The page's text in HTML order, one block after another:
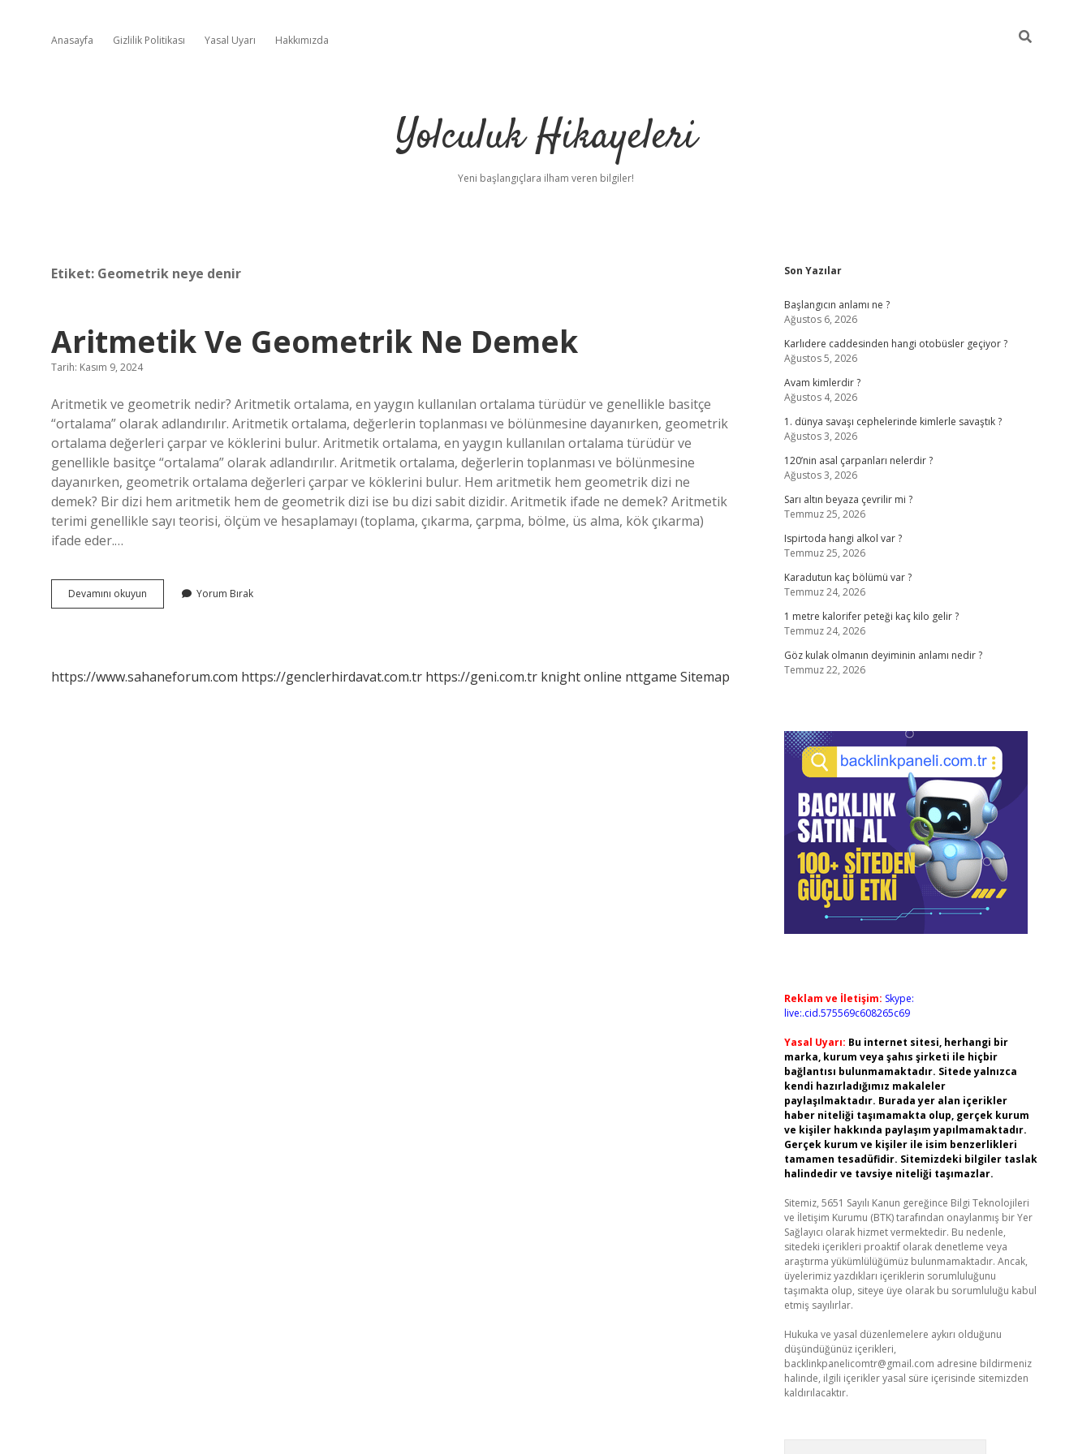
Anasayfa Gizlilik Politikası Yasal Uyarı Hakkımızda
Yolculuk Hikayeleri
Yeni başlangıçlara ilham veren bilgiler!
Etiket: Geometrik neye denir
Aritmetik Ve Geometrik Ne Demek
Tarih: Kasım 9, 2024
Aritmetik ve geometrik nedir? Aritmetik ortalama, en yaygın kullanılan ortalama türüdür ve genellikle basitçe
“ortalama” olarak adlandırılır. Aritmetik ortalama, değerlerin toplanması ve bölünmesine dayanırken, geometrik
ortalama değerleri çarpar ve köklerini bulur. Aritmetik ortalama, en yaygın kullanılan ortalama türüdür ve
genellikle basitçe “ortalama” olarak adlandırılır. Aritmetik ortalama, değerlerin toplanması ve bölünmesine
dayanırken, geometrik ortalama değerleri çarpar ve köklerini bulur. Hem aritmetik hem geometrik dizi ne
demek? Bir dizi hem aritmetik hem de geometrik dizi ise bu dizi sabit dizidir. Aritmetik ifade ne demek? Aritmetik
terimi genellikle sayı teorisi, ölçüm ve hesaplamayı (toplama, çıkarma, çarpma, bölme, üs alma, kök çıkarma)
ifade eder.…
Devamını okuyun Aritmetik
Ve
Yorum Bırak
https://www.sahaneforum.com https://genclerhirdavat.com.tr https://geni.com.tr knight online nttgame Sitemap
Sidebar
Son Yazılar
Başlangıcın anlamı ne ?
Ağustos 6, 2026
Karlıdere caddesinden hangi otobüsler geçiyor ?
Ağustos 5, 2026
Avam kimlerdir ?
Ağustos 4, 2026
1. dünya savaşı cephelerinde kimlerle savaştık ?
Ağustos 3, 2026
120’nin asal çarpanları nelerdir ?
Ağustos 3, 2026
Sarı altın beyaza çevrilir mi ?
Temmuz 25, 2026
Ispirtoda hangi alkol var ?
Temmuz 25, 2026
Karadutun kaç bölümü var ?
Temmuz 24, 2026
1 metre kalorifer peteği kaç kilo gelir ?
Temmuz 24, 2026
Göz kulak olmanın deyiminin anlamı nedir ?
Temmuz 22, 2026
Reklam ve İletişim: Skype:
live:.cid.575569c608265c69
Yasal Uyarı: Bu internet sitesi, herhangi bir
marka, kurum veya şahıs şirketi ile hiçbir
bağlantısı bulunmamaktadır. Sitede yalnızca
kendi hazırladığımız makaleler
paylaşılmaktadır. Burada yer alan içerikler
haber niteliği taşımamakta olup, gerçek kurum
ve kişiler hakkında paylaşım yapılmamaktadır.
Gerçek kurum ve kişiler ile isim benzerlikleri
tamamen tesadüfidir. Sitemizdeki bilgiler taslak
halindedir ve tavsiye niteliği taşımazlar.
Sitemiz, 5651 Sayılı Kanun gereğince Bilgi Teknolojileri
ve İletişim Kurumu (BTK) tarafından onaylanmış bir Yer
Sağlayıcı olarak hizmet vermektedir. Bu nedenle,
sitedeki içerikleri proaktif olarak denetleme veya
araştırma yükümlülüğümüz bulunmamaktadır. Ancak,
üyelerimiz yazdıkları içeriklerin sorumluluğunu
taşımakta olup, siteye üye olarak bu sorumluluğu kabul
etmiş sayılırlar.
Hukuka ve yasal düzenlemelere aykırı olduğunu
düşündüğünüz içerikleri,
backlinkpanelicomtr@gmail.com adresine bildirmeniz
halinde, ilgili içerikler yasal süre içerisinde sitemizden
kaldırılacaktır.
betexper giriş